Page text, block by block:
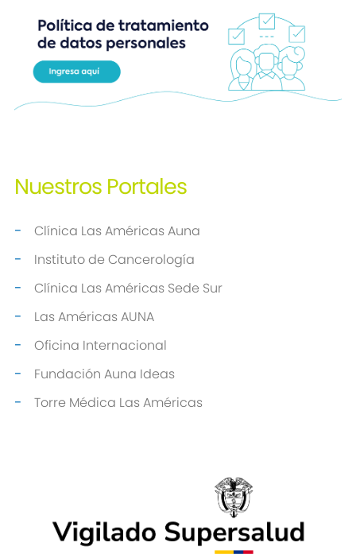
Nuestros Portales
Clínica Las Américas Auna
Instituto de Cancerología
Clínica Las Américas Sede Sur
Las Américas AUNA
Oficina Internacional
Fundación Auna Ideas
Torre Médica Las Américas